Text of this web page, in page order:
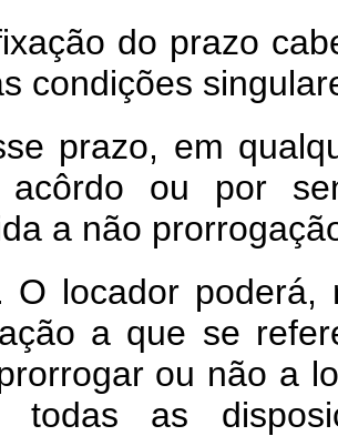
do prazo
condições
prazo, em
ou por
a não
O locador poderá,
a que se
ou não a
todas as